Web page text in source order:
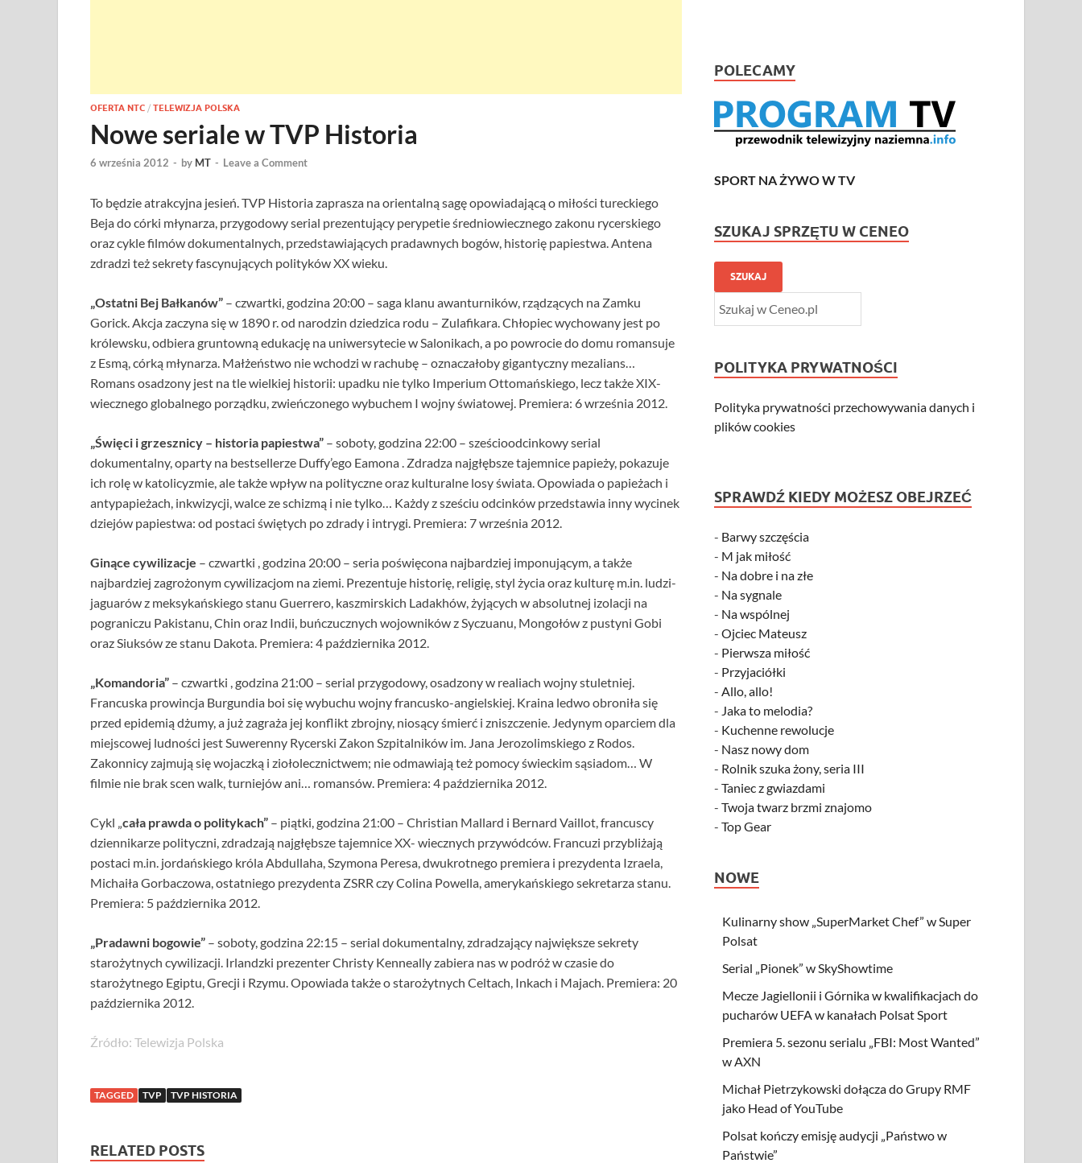
OFERTA NTC / TELEWIZJA POLSKA
Nowe seriale w TVP Historia
6 września 2012 - by MT - Leave a Comment
To będzie atrakcyjna jesień. TVP Historia zaprasza na orientalną sagę opowiadającą o miłości tureckiego
Beja do córki młynarza, przygodowy serial prezentujący perypetie średniowiecznego zakonu rycerskiego
oraz cykle filmów dokumentalnych, przedstawiających pradawnych bogów, historię papiestwa. Antena
zdradzi też sekrety fascynujących polityków XX wieku.
„Ostatni Bej Bałkanów” – czwartki, godzina 20:00 – saga klanu awanturników, rządzących na Zamku
Gorick. Akcja zaczyna się w 1890 r. od narodzin dziedzica rodu – Zulafikara. Chłopiec wychowany jest po
królewsku, odbiera gruntowną edukację na uniwersytecie w Salonikach, a po powrocie do domu romansuje
z Esmą, córką młynarza. Małżeństwo nie wchodzi w rachubę – oznaczałoby gigantyczny mezalians…
Romans osadzony jest na tle wielkiej historii: upadku nie tylko Imperium Ottomańskiego, lecz także XIX-
wiecznego globalnego porządku, zwieńczonego wybuchem I wojny światowej. Premiera: 6 września 2012.
„Święci i grzesznicy – historia papiestwa” – soboty, godzina 22:00 – sześcioodcinkowy serial
dokumentalny, oparty na bestsellerze Duffy’ego Eamona . Zdradza najgłębsze tajemnice papieży, pokazuje
ich rolę w katolicyzmie, ale także wpływ na polityczne oraz kulturalne losy świata. Opowiada o papieżach i
antypapieżach, inkwizycji, walce ze schizmą i nie tylko… Każdy z sześciu odcinków przedstawia inny wycinek
dziejów papiestwa: od postaci świętych po zdrady i intrygi. Premiera: 7 września 2012.
Ginące cywilizacje – czwartki , godzina 20:00 – seria poświęcona najbardziej imponującym, a także
najbardziej zagrożonym cywilizacjom na ziemi. Prezentuje historię, religię, styl życia oraz kulturę m.in. ludzi-
jaguarów z meksykańskiego stanu Guerrero, kaszmirskich Ladakhów, żyjących w absolutnej izolacji na
pograniczu Pakistanu, Chin oraz Indii, buńczucznych wojowników z Syczuanu, Mongołów z pustyni Gobi
oraz Siuksów ze stanu Dakota. Premiera: 4 października 2012.
„Komandoria” – czwartki , godzina 21:00 – serial przygodowy, osadzony w realiach wojny stuletniej.
Francuska prowincja Burgundia boi się wybuchu wojny francusko-angielskiej. Kraina ledwo obroniła się
przed epidemią dżumy, a już zagraża jej konflikt zbrojny, niosący śmierć i zniszczenie. Jedynym oparciem dla
miejscowej ludności jest Suwerenny Rycerski Zakon Szpitalników im. Jana Jerozolimskiego z Rodos.
Zakonnicy zajmują się wojaczką i ziołolecznictwem; nie odmawiają też pomocy świeckim sąsiadom… W
filmie nie brak scen walk, turniejów ani… romansów. Premiera: 4 października 2012.
Cykl „cała prawda o politykach” – piątki, godzina 21:00 – Christian Mallard i Bernard Vaillot, francuscy
dziennikarze polityczni, zdradzają najgłębsze tajemnice XX- wiecznych przywódców. Francuzi przybliżają
postaci m.in. jordańskiego króla Abdullaha, Szymona Peresa, dwukrotnego premiera i prezydenta Izraela,
Michaiła Gorbaczowa, ostatniego prezydenta ZSRR czy Colina Powella, amerykańskiego sekretarza stanu.
Premiera: 5 października 2012.
„Pradawni bogowie” – soboty, godzina 22:15 – serial dokumentalny, zdradzający największe sekrety
starożytnych cywilizacji. Irlandzki prezenter Christy Kenneally zabiera nas w podróż w czasie do
starożytnego Egiptu, Grecji i Rzymu. Opowiada także o starożytnych Celtach, Inkach i Majach. Premiera: 20
października 2012.
Źródło: Telewizja Polska
TAGGED TVP TVP HISTORIA
RELATED POSTS
POLECAMY
SPORT NA ŻYWO W TV
SZUKAJ SPRZĘTU W CENEO
SZUKAJ
POLITYKA PRYWATNOŚCI
Polityka prywatności przechowywania danych i
plików cookies
SPRAWDŹ KIEDY MOŻESZ OBEJRZEĆ
- Barwy szczęścia
- M jak miłość
- Na dobre i na złe
- Na sygnale
- Na wspólnej
-Ojciec Mateusz
- Pierwsza miłość
- Przyjaciółki
-Allo, allo!
- Jaka to melodia?
- Kuchenne rewolucje
- Nasz nowy dom
- Rolnik szuka żony, seria III
-Taniec z gwiazdami
-Twoja twarz brzmi znajomo
-Top Gear
NOWE
Kulinarny show „SuperMarket Chef” w Super
Polsat
Serial „Pionek” w SkyShowtime
Mecze Jagiellonii i Górnika w kwalifikacjach do
pucharów UEFA w kanałach Polsat Sport
Premiera 5. sezonu serialu „FBI: Most Wanted”
w AXN
Michał Pietrzykowski dołącza do Grupy RMF
jako Head of YouTube
Polsat kończy emisję audycji „Państwo w
Państwie”